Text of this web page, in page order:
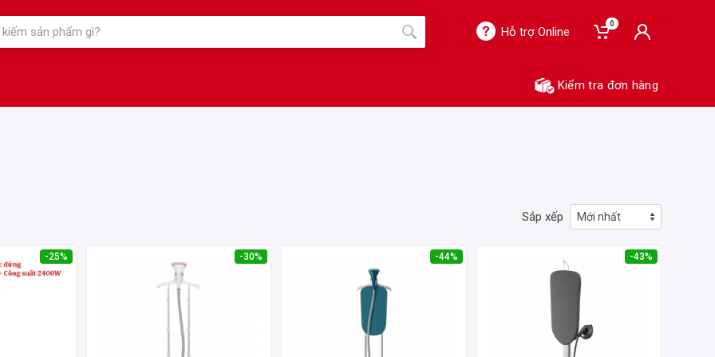
Hỗ trợ Online
0
Kiểm tra đơn hàng
Sắp xếp
-25% -30% -44% -43%